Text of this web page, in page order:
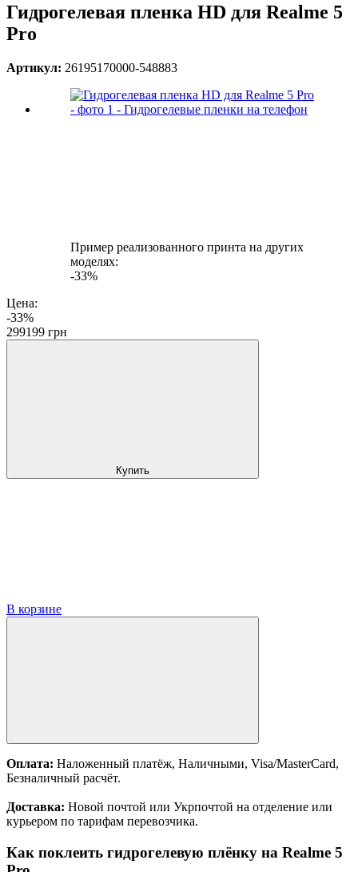
Гидрогелевая пленка HD для Realme 5
Pro
Артикул: 26195170000-548883
Пример реализованного принта на других
моделях:
-33%
Цена:
-33%
299199 грн
Купить
В корзине
Оплата: Наложенный платёж, Наличными, Visa/MasterCard,
Безналичный расчёт.
Доставка: Новой почтой или Укрпочтой на отделение или
курьером по тарифам перевозчика.
Как поклеить гидрогелевую плёнку на Realme 5